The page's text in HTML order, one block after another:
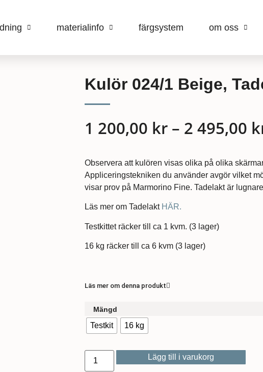
materialinfo färgsystem om oss
Kulör 024/1 Beige,
1 200,00 kr – 2 495,00
Observera att kulören visas olika på olika
Appliceringstekniken du använder avgör vilket
visar prov på Marmorino Fine. Tadelakt är
Läs mer om TadelaktHÄR.
Testkittet räcker till ca 1 kvm. (3 lager)
16 kg räcker till ca 6 kvm (3 lager)
Läs mer om denna produkt
Mängd
Testkit 16 kg
Lägg till i varukorg